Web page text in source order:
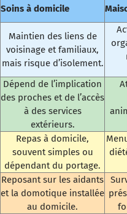
Soins à domicile
Maintien des liens de
voisinage et familiaux,
mais risque d’isolement.
Dépend de l’implication
des proches et de l’accès
à des services
extérieurs.
Repas à domicile,
souvent simples ou
dépendant du portage.
Reposant sur les aidants
et la domotique installée
au domicile.